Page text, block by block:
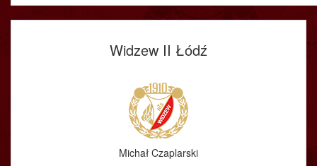
Widzew II Łódź
Michał Czaplarski